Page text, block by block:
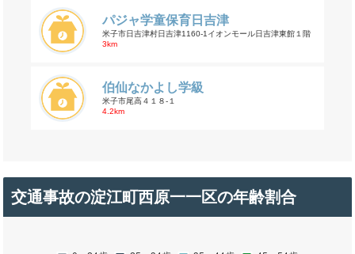
パジャ学童保育日吉津
米子市日吉津村日吉津1160-1イオンモール日吉津東館１階
3km
伯仙なかよし学級
米子市尾高４１８-１
4.2km
交通事故の淀江町西原一一区の年齢割合